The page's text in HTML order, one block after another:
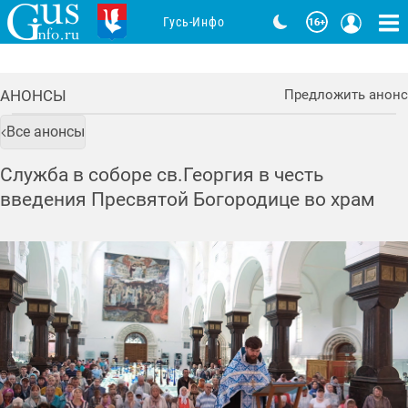
АНОНСЫ Предложить анонс
Все анонсы
Служба в соборе св.Георгия в честь
введения Пресвятой Богородице во храм
Гусь-Инфо